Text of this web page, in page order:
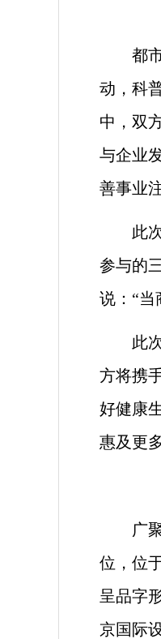
都
动，科
中，双
与企业
善事业
此
参与的
说：“当
此
方将携
好健康
惠及更
广
位，位
呈品字
京国际